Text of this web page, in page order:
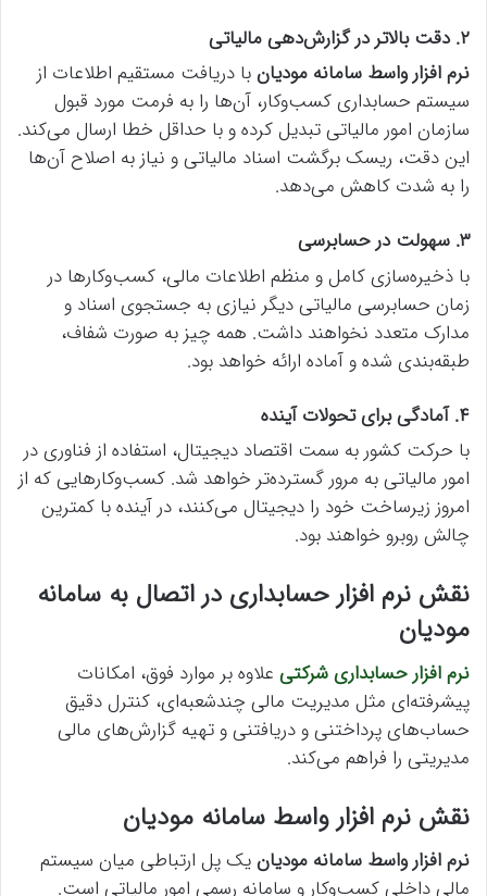
۲. دقت بالاتر در گزارش‌دهی مالیاتی
نرم افزار واسط سامانه مودیانبا دریافت مستقیم اطلاعات از
سیستم حسابداری کسب‌وکار، آن‌ها را به فرمت مورد قبول
سازمان امور مالیاتی تبدیل کرده و با حداقل خطا ارسال می‌کند.
این دقت، ریسک برگشت اسناد مالیاتی و نیاز به اصلاح آن‌ها
را به شدت کاهش می‌دهد.
۳. سهولت در حسابرسی
با ذخیره‌سازی کامل و منظم اطلاعات مالی، کسب‌وکارها در
زمان حسابرسی مالیاتی دیگر نیازی به جستجوی اسناد و
مدارک متعدد نخواهند داشت. همه چیز به صورت شفاف،
طبقه‌بندی شده و آماده ارائه خواهد بود.
۴. آمادگی برای تحولات آینده
با حرکت کشور به سمت اقتصاد دیجیتال، استفاده از فناوری در
امور مالیاتی به مرور گسترده‌تر خواهد شد. کسب‌وکارهایی که از
امروز زیرساخت خود را دیجیتال می‌کنند، در آینده با کمترین
چالش روبرو خواهند بود.
نقش نرم افزار حسابداری در اتصال به سامانه
مودیان
نرم افزار حسابداری شرکتی علاوه بر موارد فوق، امکانات
پیشرفته‌ای مثل مدیریت مالی چندشعبه‌ای، کنترل دقیق
حساب‌های پرداختنی و دریافتنی و تهیه گزارش‌های مالی
مدیریتی را فراهم می‌کند.
نقش نرم افزار واسط سامانه مودیان
نرم افزار واسط سامانه مودیانیک پل ارتباطی میان سیستم
مالی داخلی کسب‌وکار و سامانه رسمی امور مالیاتی است.